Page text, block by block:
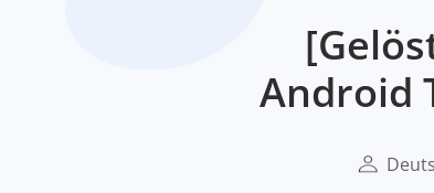
Android